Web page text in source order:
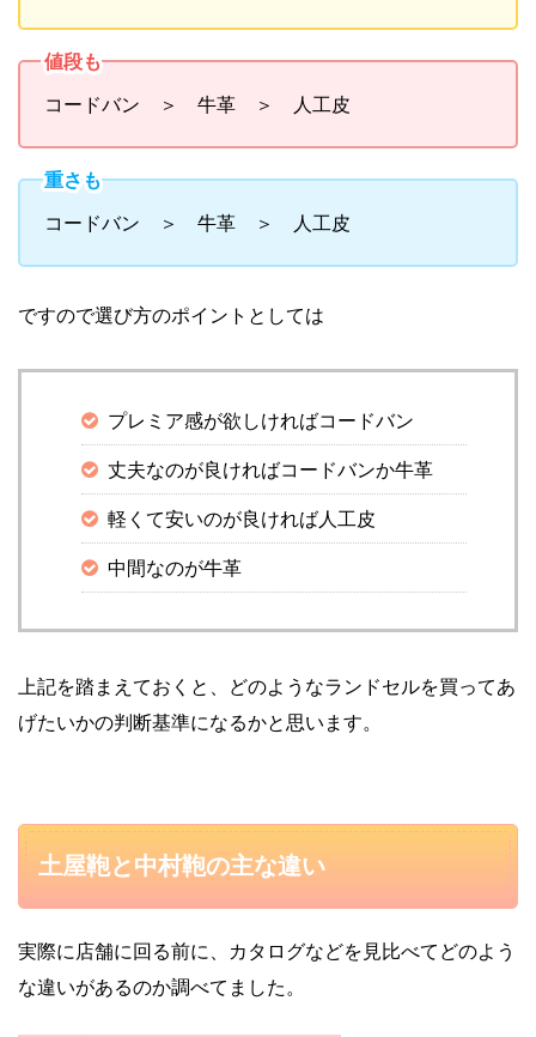
値段も
コードバン ＞ 牛革 ＞ 人工皮
重さも
コードバン ＞ 牛革 ＞ 人工皮
ですので選び方のポイントとしては
プレミア感が欲しければコードバン
丈夫なのが良ければコードバンか牛革
軽くて安いのが良ければ人工皮
中間なのが牛革
上記を踏まえておくと、どのようなランドセルを買ってあ
げたいかの判断基準になるかと思います。
土屋鞄と中村鞄の主な違い
実際に店舗に回る前に、カタログなどを見比べてどのよう
な違いがあるのか調べてました。